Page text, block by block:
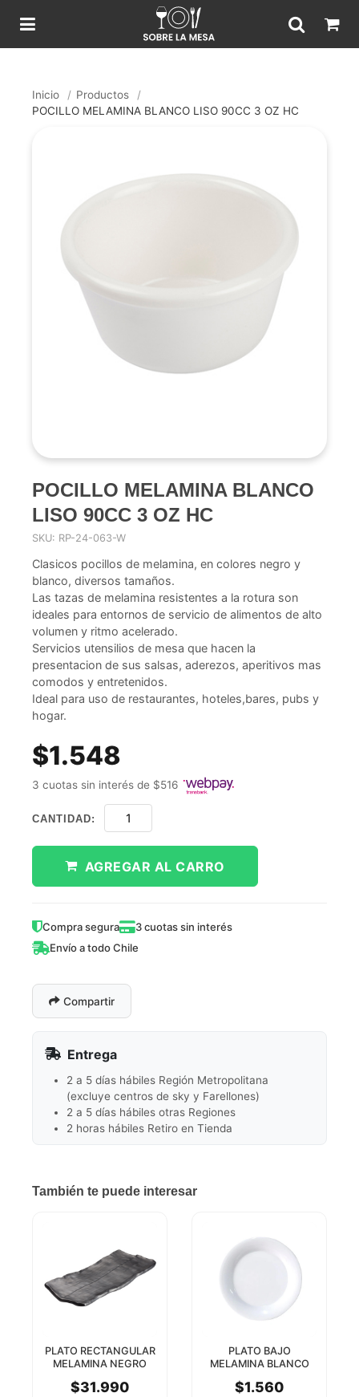
Inicio / Productos
/
POCILLO MELAMINA BLANCO LISO 90CC 3 OZ HC
POCILLO MELAMINA BLANCO
LISO 90CC 3 OZ HC
SKU: RP-24-063-W
Clasicos pocillos de melamina, en colores negro y
blanco, diversos tamaños.
Las tazas de melamina resistentes a la rotura son
ideales para entornos de servicio de alimentos de alto
volumen y ritmo acelerado.
Servicios utensilios de mesa que hacen la
presentacion de sus salsas, aderezos, aperitivos mas
comodos y entretenidos.
Ideal para uso de restaurantes, hoteles,bares, pubs y
hogar.
$1.548
3 cuotas sin interés de $516
CANTIDAD:
AGREGAR AL CARRO
Compra segura
3 cuotas sin interés
Envío a todo Chile
Compartir
Entrega
2 a 5 días hábiles Región Metropolitana
(excluye centros de sky y Farellones)
2 a 5 días hábiles otras Regiones
2 horas hábiles Retiro en Tienda
También te puede interesar
PLATO RECTANGULAR
MELAMINA NEGRO
WINCO
$31.990
PLATO BAJO
MELAMINA BLANCO
$1.560